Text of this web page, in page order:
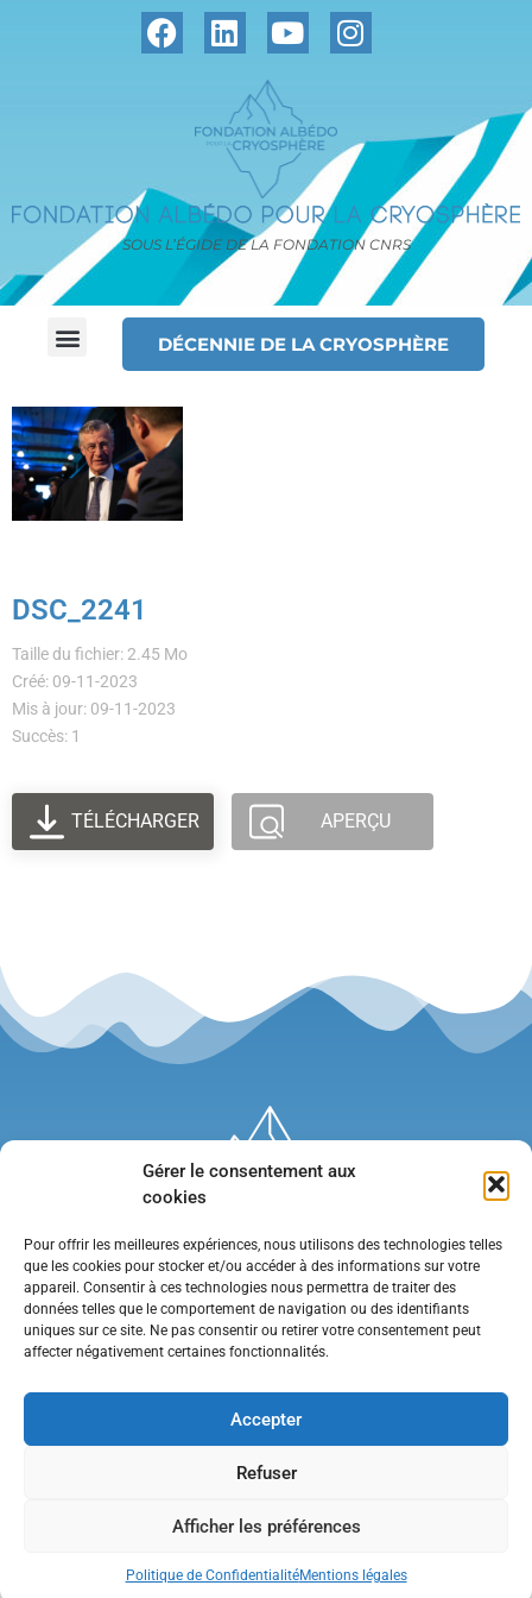
Gérer le consentement aux
cookies
Pour offrir les meilleures expériences, nous utilisons des technologies telles
que les cookies pour stocker et/ou accéder à des informations sur votre
appareil. Consentir à ces technologies nous permettra de traiter des
données telles que le comportement de navigation ou des identifiants
uniques sur ce site. Ne pas consentir ou retirer votre consentement peut
affecter négativement certaines fonctionnalités.
Accepter
Refuser
Afficher les préférences
Politique de ConfidentialitéMentions légales
SOUS L’ÉGIDE DE LA FONDATION CNRS
DÉCENNIE DE LA CRYOSPHÈRE
DSC_2241
Taille du fichier: 2.45 Mo
Créé: 09-11-2023
Mis à jour: 09-11-2023
Succès: 1
TÉLÉCHARGER APERÇU
•Contact